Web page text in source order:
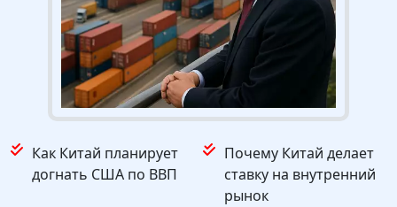
Как Китай планирует
догнать США по ВВП
Почему Китай делает
ставку на внутренний
рынок